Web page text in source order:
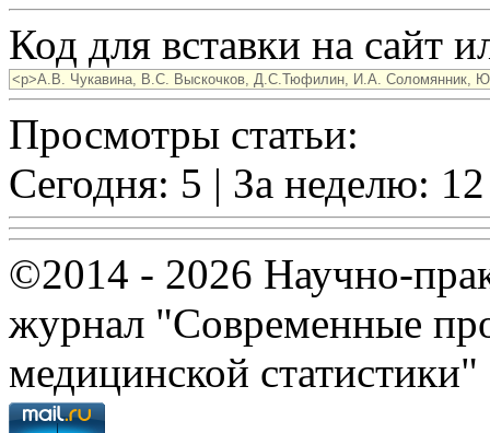
Код для вставки на сайт
Просмотры статьи:
Сегодня: 5 | За неделю:
©2014 - 2026 Научно-
журнал "Современные
медицинской статистики"